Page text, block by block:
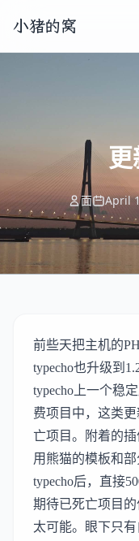
小猪的窝
更
面 April
前些天把主机的
typecho也升级到
typecho上一个稳
费项目中，这类
亡项目。附着的
用 熊猫的模板和
typecho后，直接
期待已死亡项目
太可能。眼下只有